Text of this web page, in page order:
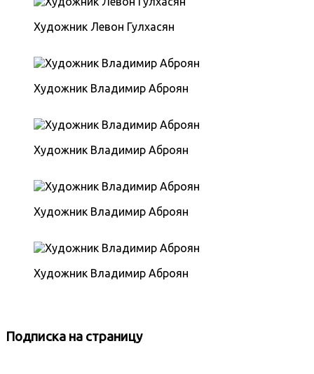
Художник Левон Гулхасян
Художник Владимир Аброян
Художник Владимир Аброян
Художник Владимир Аброян
Художник Владимир Аброян
Подписка на страницу